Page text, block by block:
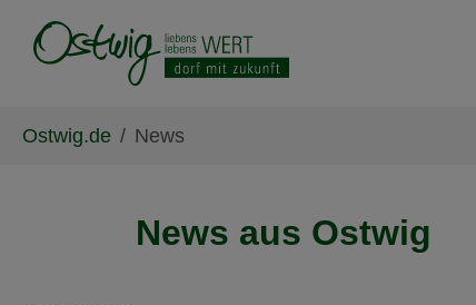
Ostwig.de News
News aus Ostwig